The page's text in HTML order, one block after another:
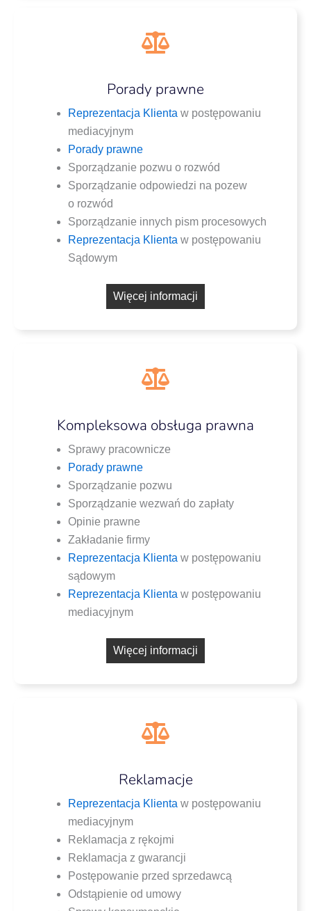
Porady prawne
Repre­zen­ta­cja Klien­ta w postę­po­wa­niu
mediacyjnym
Pora­dy prawne
Spo­rzą­dza­nie pozwu o rozwód
Spo­rzą­dza­nie odpo­wie­dzi na pozew
o rozwód
Spo­rzą­dza­nie innych pism procesowych
Repre­zen­ta­cja Klien­ta w postę­po­wa­niu
Sądowym
Wię­cej informacji
Kompleksowa obsługa prawna
Spra­wy pracownicze
Pora­dy prawne
Spo­rzą­dza­nie pozwu
Spo­rzą­dza­nie wezwań do zapłaty
Opi­nie prawne
Zakła­da­nie firmy
Repre­zen­ta­cja Klien­ta w postę­po­wa­niu
sądowym
Repre­zen­ta­cja Klien­ta w postę­po­wa­niu
mediacyjnym
Wię­cej informacji
Reklamacje
Repre­zen­ta­cja Klien­ta w postę­po­wa­niu
mediacyjnym
Rekla­ma­cja z rękojmi
Rekla­ma­cja z gwarancji
Postę­po­wa­nie przed sprzedawcą
Odstą­pie­nie od umowy